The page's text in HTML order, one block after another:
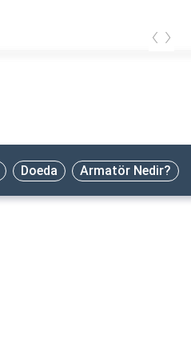
‹ ›
Doeda Armatör Nedir?